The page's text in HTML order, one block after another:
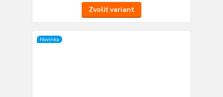
Zvoliť variant
Novinka